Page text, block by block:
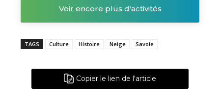
Voir encore plus d'activités
TAGS Culture Histoire Neige Savoie
Copier le lien de l'article